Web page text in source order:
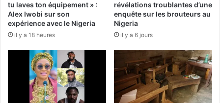
tu laves ton équipement » :
Alex Iwobi sur son
expérience avec le Nigeria
il y a 18 heures
révélations troublantes d’une
enquête sur les brouteurs au
Nigeria
il y a 6 jours